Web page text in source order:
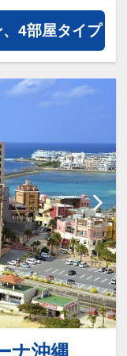
をご用意！
すが「ご
たします。
はん！
合った温か
品ご用意し
で徒歩約
とり様／
６：３０
２２：０
4部屋タイプ